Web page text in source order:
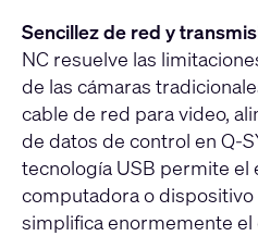
Sencillez de red y
NC resuelve las
de las cámaras
cable de red para video,
de datos de control en Q-
tecnología USB permite el
computadora o dispositivo
simplifica enormemente el